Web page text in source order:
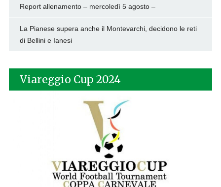
Report allenamento – mercoledì 5 agosto –
La Pianese supera anche il Montevarchi, decidono le reti
di Bellini e Ianesi
Viareggio Cup 2024